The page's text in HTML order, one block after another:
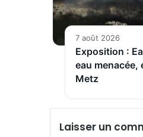
7 août 2026
Exposition :
eau menacée,
Metz
Laisser un